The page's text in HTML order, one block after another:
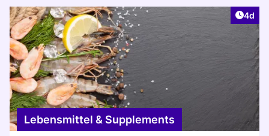
4d
Lebensmittel & Supplements